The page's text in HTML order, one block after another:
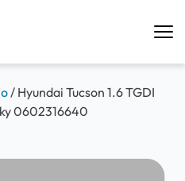
/ Hyundai Tucson 1.6 TGDI
0602316640